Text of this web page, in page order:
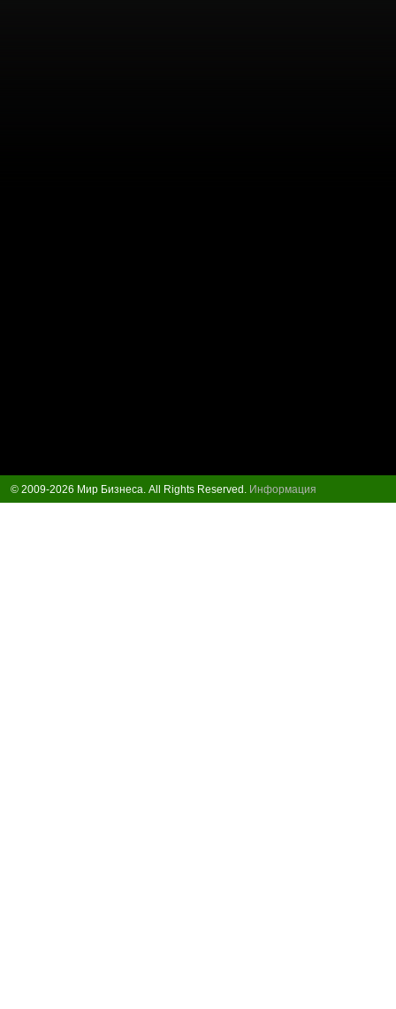
© 2009-2026 Мир Бизнеса. All Rights Reserved. Информация